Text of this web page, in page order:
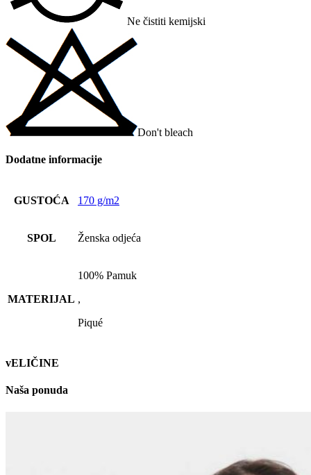
Ne čistiti kemijski
Don't bleach
Dodatne informacije
GUSTOĆA 170 g/m2
SPOL Ženska odjeća
MATERIJAL
100% Pamuk
,
Piqué
vELIČINE
Naša ponuda